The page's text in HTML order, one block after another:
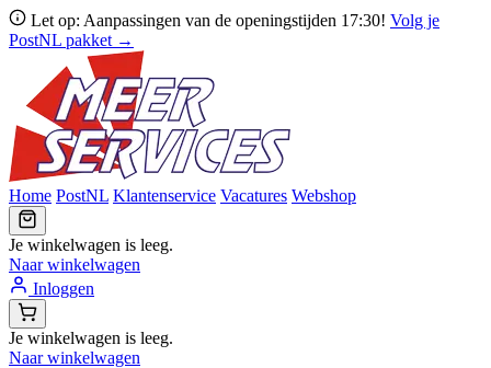
Let op: Aanpassingen van de openingstijden 17:30! Volg je
PostNL pakket →
Home PostNL Klantenservice Vacatures Webshop
Je winkelwagen is leeg.
Naar winkelwagen
Inloggen
Je winkelwagen is leeg.
Naar winkelwagen